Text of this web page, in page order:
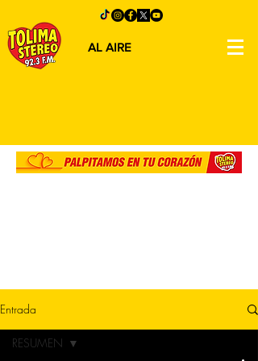
AL AIRE
Entrada
RESUMEN